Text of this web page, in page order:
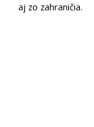
aj zo zahraničia.